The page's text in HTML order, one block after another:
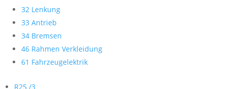
32 Lenkung
33 Antrieb
34 Bremsen
46 Rahmen Verkleidung
61 Fahrzeugelektrik
R25 /3